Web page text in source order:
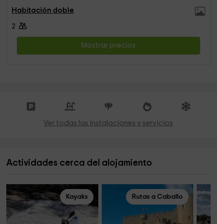
Habitación doble
2
Mostrar precios
Ver todas las instalaciones y servicios
Actividades cerca del alojamiento
Kayaks Rutas a Caballo